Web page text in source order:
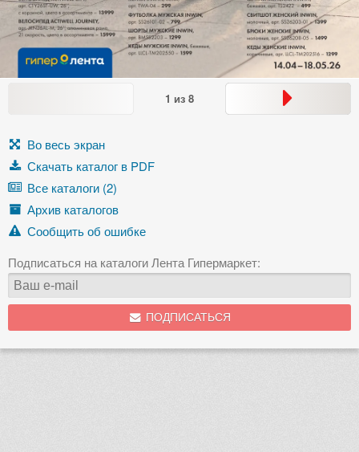
1 из 8
Во весь экран
Скачать каталог в PDF
Все каталоги (2)
Архив каталогов
Сообщить об ошибке
Подписаться на каталоги Лента Гипермаркет:
ПОДПИСАТЬСЯ